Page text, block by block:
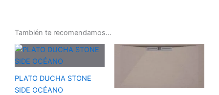
También te recomendamos…
PLATO DUCHA STONE
SIDE OCÉANO
Rango
190,00 €
Rango
hasta